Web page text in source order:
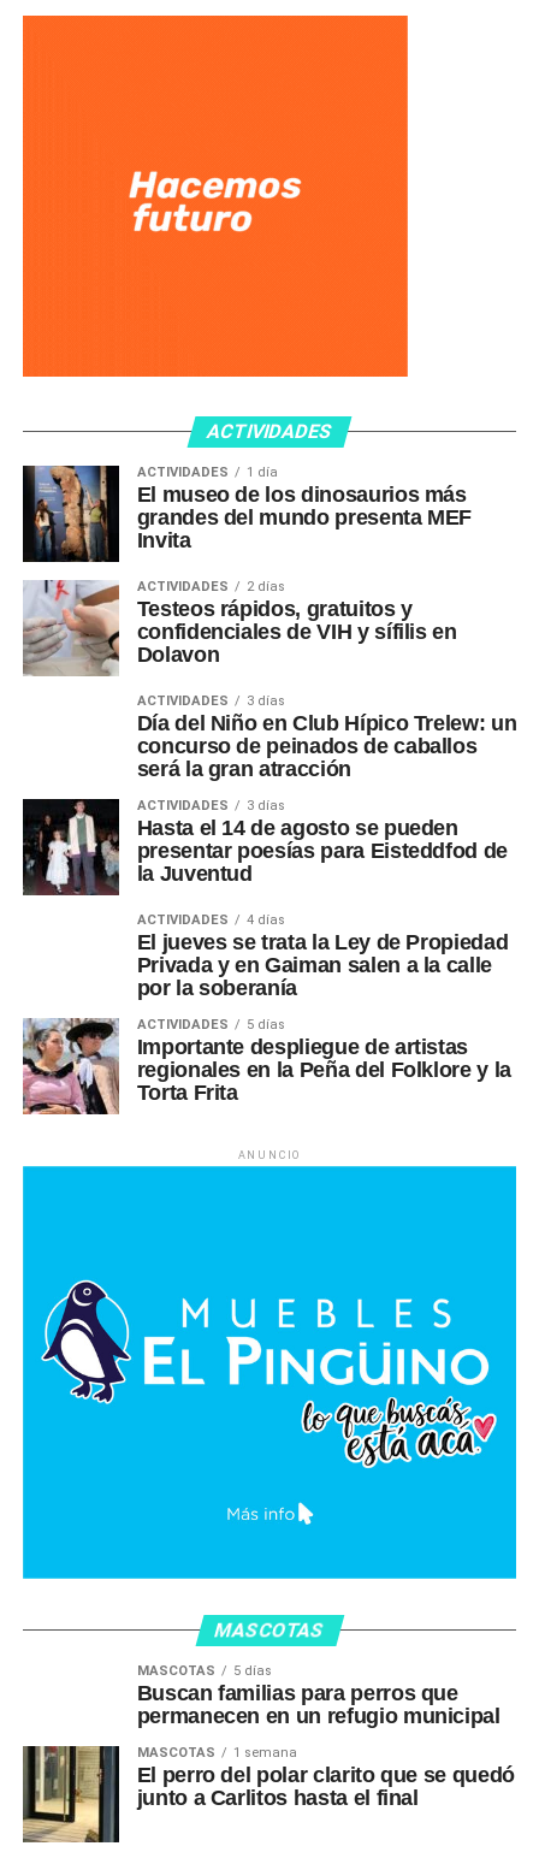
ACTIVIDADES
ACTIVIDADES 1 día
El museo de los dinosaurios más
grandes del mundo presenta MEF
Invita
ACTIVIDADES 2 días
Testeos rápidos, gratuitos y
confidenciales de VIH y sífilis en
Dolavon
ACTIVIDADES 3 días
Día del Niño en Club Hípico Trelew: un
concurso de peinados de caballos
será la gran atracción
ACTIVIDADES 3 días
Hasta el 14 de agosto se pueden
presentar poesías para Eisteddfod de
la Juventud
ACTIVIDADES 4 días
El jueves se trata la Ley de Propiedad
Privada y en Gaiman salen a la calle
por la soberanía
ACTIVIDADES 5 días
Importante despliegue de artistas
regionales en la Peña del Folklore y la
Torta Frita
ANUNCIO
MASCOTAS
MASCOTAS 5 días
Buscan familias para perros que
permanecen en un refugio municipal
MASCOTAS 1 semana
El perro del polar clarito que se quedó
junto a Carlitos hasta el final